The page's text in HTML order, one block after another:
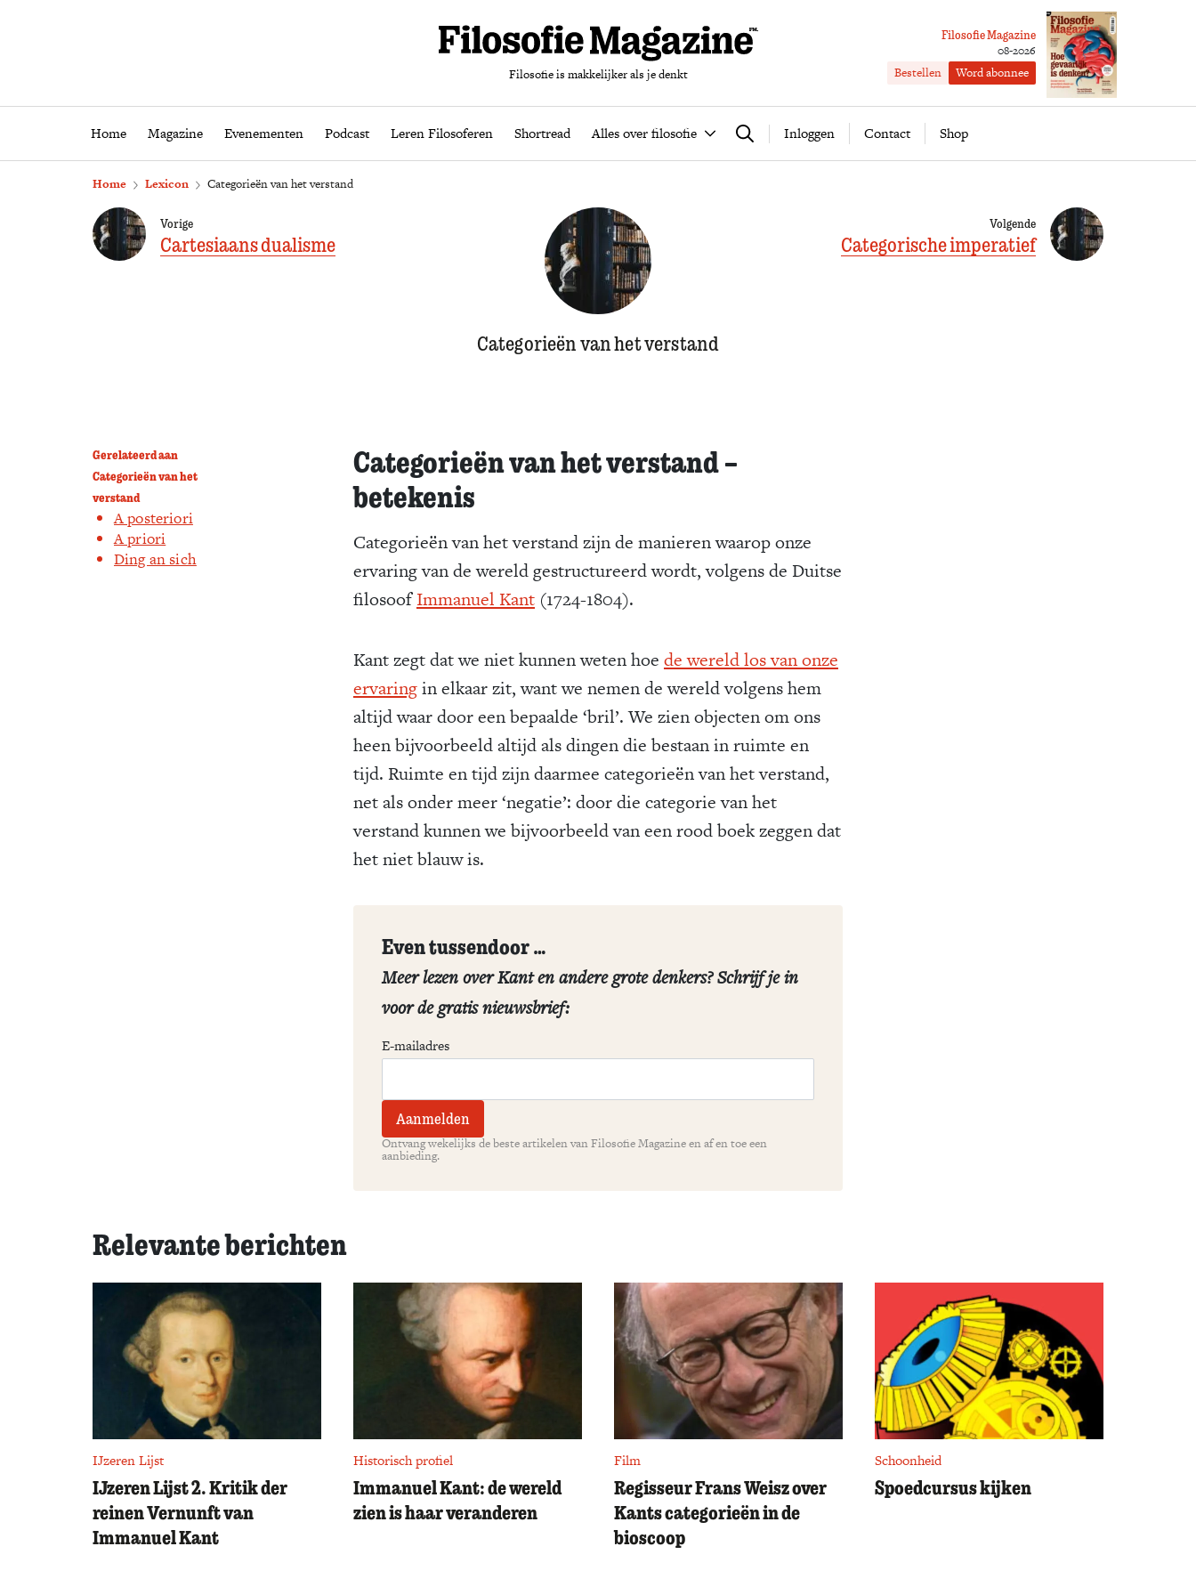
Filosofie is makkelijker als je denkt
Filosofie Magazine
08-2026
Bestellen Word abonnee
Home Magazine Evenementen Podcast Leren Filosoferen Shortread Alles over filosofie Zoeken Inloggen Contact Shop
Home Magazine Evenementen Podcast Leren Filosoferen Shortread Alles over filosofie Word abonnee
Home Lexicon Categorieën van het verstand
Vorige
Cartesiaans dualisme
Categorieën van het verstand
Volgende
Categorische imperatief
Gerelateerd aan
Categorieën van het
verstand
A posteriori
A priori
Ding an sich
Categorieën van het verstand –
betekenis
Categorieën van het verstand zijn de manieren waarop onze
ervaring van de wereld gestructureerd wordt, volgens de Duitse
filosoofImmanuel Kant(1724-1804).
Kant zegt dat we niet kunnen weten hoe de wereld los van onze
ervaringin elkaar zit, want we nemen de wereld volgens hem
altijd waar door een bepaalde ‘bril’. We zien objecten om ons
heen bijvoorbeeld altijd als dingen die bestaan in ruimte en
tijd. Ruimte en tijd zijn daarmee categorieën van het verstand,
net als onder meer ‘negatie’: door die categorie van het
verstand kunnen we bijvoorbeeld van een rood boek zeggen dat
het niet blauw is.
Even tussendoor …
Meer lezen over Kant en andere grote denkers? Schrijf je in
voor de gratis nieuwsbrief:
E-mailadres
Ontvang wekelijks de beste artikelen van Filosofie Magazine en af en toe een
aanbieding.
Relevante berichten
IJzeren Lijst
IJzeren Lijst 2. Kritik der
reinen Vernunft van
Immanuel Kant
Historisch profiel
Immanuel Kant: de wereld
zien is haar veranderen
Film
Regisseur Frans Weisz over
Kants categorieën in de
bioscoop
Schoonheid
Spoedcursus kijken